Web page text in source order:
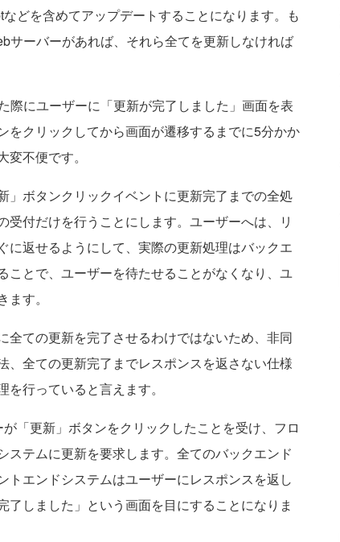
どを含めてアップデートすることになります。も
サーバーがあれば、それら全てを更新しなければ
にユーザーに「更新が完了しました」画面を表
をクリックしてから画面が遷移するまでに5分かか
不便です。
ボタンクリックイベントに更新完了までの全処
付だけを行うことにします。ユーザーへは、リ
に返せるようにして、実際の更新処理はバックエ
ことで、ユーザーを待たせることがなくなり、ユ
す。
ての更新を完了させるわけではないため、非同
、全ての更新完了までレスポンスを返さない仕様
行っていると言えます。
更新」ボタンをクリックしたことを受け、フロ
ステムに更新を要求します。全てのバックエンド
トエンドシステムはユーザーにレスポンスを返し
しました」という画面を目にすることになりま